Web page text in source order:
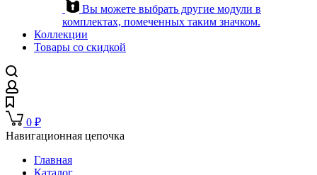
Вы можете выбрать другие модули в
комплектах, помеченных таким значком.
Коллекции
Товары со скидкой
0 ₽
Навигационная цепочка
Главная